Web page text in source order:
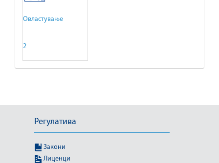
Овластување
2
Регулатива
Закони
Лиценци